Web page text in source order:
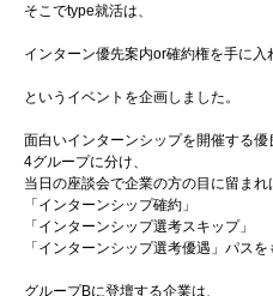
そこでtype就活は、
インターン優先案内or確約権を手に入
というイベントを企画しました。
面白いインターンシップを開催する
4グループに分け、
当日の座談会で企業の方の目に留まれ
「インターンシップ確約」
「インターンシップ選考スキップ」
「インターンシップ選考優遇」パスを
グループBに登壇する企業は、